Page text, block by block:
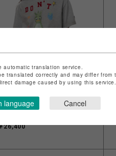
FLASH
MIHARA
Leon Doodle
26,400
translation service.
translated correctly and may differ
damage caused by using this
language Cancel